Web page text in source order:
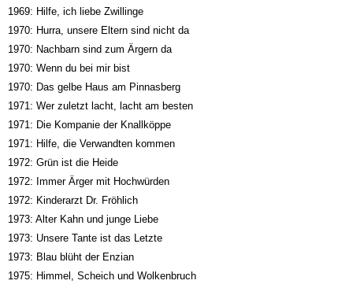
1969: Hilfe, ich liebe Zwillinge
1970: Hurra, unsere Eltern sind nicht da
1970: Nachbarn sind zum Ärgern da
1970: Wenn du bei mir bist
1970: Das gelbe Haus am Pinnasberg
1971: Wer zuletzt lacht, lacht am besten
1971: Die Kompanie der Knallköppe
1971: Hilfe, die Verwandten kommen
1972: Grün ist die Heide
1972: Immer Ärger mit Hochwürden
1972: Kinderarzt Dr. Fröhlich
1973: Alter Kahn und junge Liebe
1973: Unsere Tante ist das Letzte
1973: Blau blüht der Enzian
1975: Himmel, Scheich und Wolkenbruch